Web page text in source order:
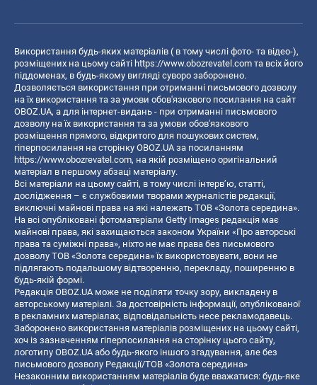
Використання будь-яких матеріалів ( в тому числі фото- та відео-),
розміщених на цьому сайті https://www.obozrevatel.com та всіх його
піддоменах, в будь-якому вигляді суворо заборонено.
Дозволяється використання при отриманні письмового дозволу
на їх використання та за умови обов'язкового посилання на сайт
OBOZ.UA, а для інтернет-видань - при отриманні письмового
дозволу на їх використання та за умови обов'язкового
розміщення прямого, відкритого для пошукових систем,
гіперпосилання на сторінку OBOZ.UA за посиланням
https://www.obozrevatel.com, на якій розміщено оригінальний
матеріал в першому абзаці матеріалу.
Всі матеріали на цьому сайті, в тому числі інтерв’ю, статті,
дослідження – є службовими творами журналістів редакції,
виключні майнові права на які належать ТОВ «Золота середина».
На всі опубліковані фотоматеріали Getty Images редакція має
майнові права, які захищаються законом України «Про авторські
права та суміжні права», ніхто не має права без письмового
дозволу ТОВ «Золота середина» їх використовувати, вони не
підлягають подальшому відтворенню, перекладу, поширенню в
будь-якій формі.
Редакція OBOZ.UA може не поділяти точку зору, викладену в
авторському матеріалі. За достовірність інформації, опублікованої
в рекламних матеріалах, відповідальність несе рекламодавець.
Заборонено використання матеріалів розміщених на цьому сайті,
хоч із зазначенням гіперпосилання на сторінку цього сайту,
логотипу OBOZ.UA або будь-якого іншого згадування, але без
письмового дозволу Редакції/ТОВ «Золота середина»
Незаконним використанням матеріалів буде вважатися: будь-яке